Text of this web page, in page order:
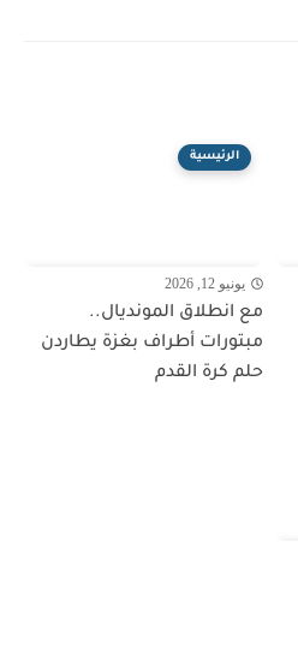
الرئيسية
يونيو 12, 2026
مع انطلاق المونديال..
مبتورات أطراف بغزة يطاردن
حلم كرة القدم